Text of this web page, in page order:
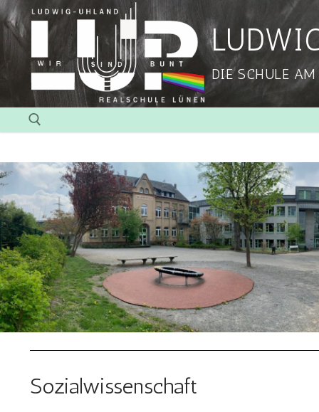
DIE SCHULE AM
Sozialwissenschaft